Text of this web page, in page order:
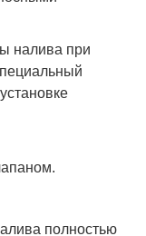
налива при
полностью